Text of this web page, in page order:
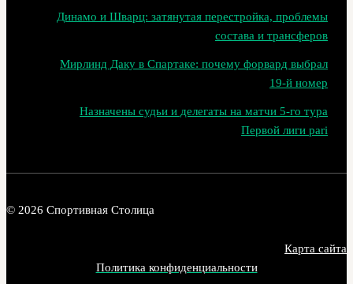
Динамо и Шварц: затянутая перестройка, проблемы
состава и трансферов
Мирлинд Даку в Спартаке: почему форвард выбрал
19‑й номер
Назначены судьи и делегаты на матчи 5-го тура
Первой лиги pari
© 2026 Спортивная Столица
Карта сайта
Политика конфиденциальности